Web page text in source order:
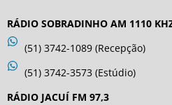
RÁDIO SOBRADINHO AM 1110
(51) 3742-1089 (Recepção)
(51) 3742-3573 (Estúdio)
RÁDIO JACUÍ FM 97,3